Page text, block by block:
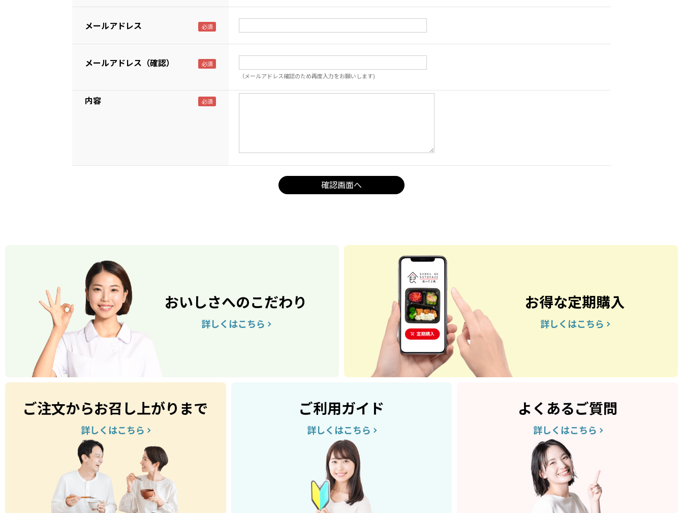
メールアドレス
メールアドレス（確認）
（メールアドレス確認のため再度入力をお願いします)
内容
おいしさへのこだわり
詳しくはこちら
お得な定期購入
詳しくはこちら
ご注文からお召し上がりまで
詳しくはこちら
ご利用ガイド
詳しくはこちら
よくあるご質問
詳しくはこちら